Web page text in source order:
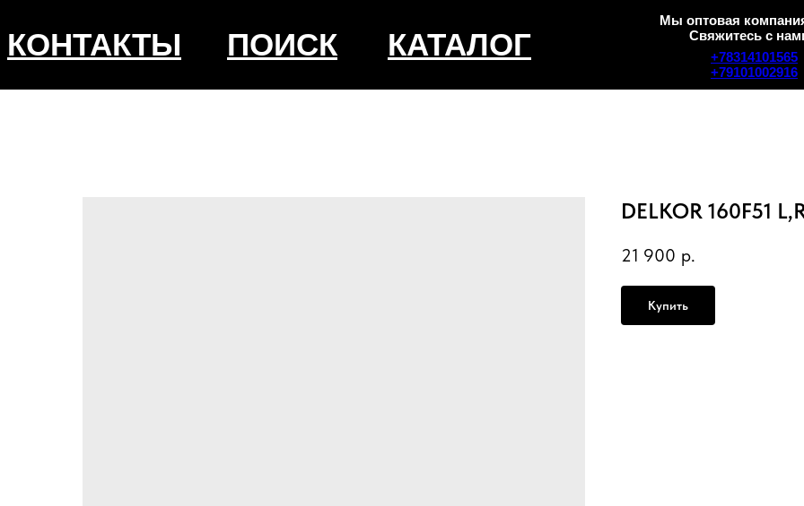
КОНТАКТЫ ПОИСК
+78314101565
+79101002916
КАТАЛОГ
Мы оптовая
Свяжитесь с
DELKOR 160F51
21 900 р.
Купить